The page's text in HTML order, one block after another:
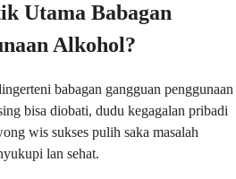
Utama Babagan
Alkohol?
babagan gangguan penggunaan
bisa diobati, dudu kegagalan pribadi
wis sukses pulih saka masalah
lan sehat.